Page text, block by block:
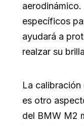
específicos
ayudará a
realzar su
La calibración
es otro
del BMW M2